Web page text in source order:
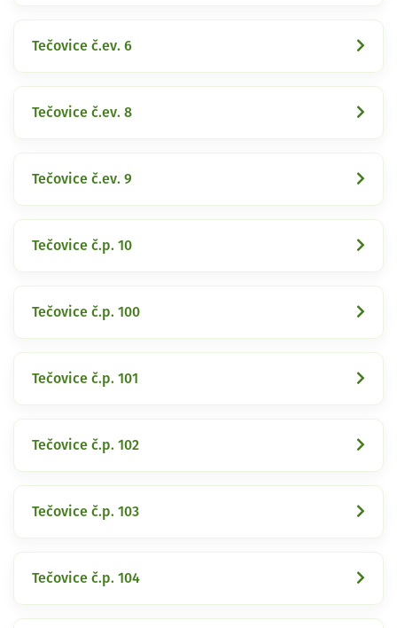
Tečovice č.ev. 6
Tečovice č.ev. 8
Tečovice č.ev. 9
Tečovice č.p. 10
Tečovice č.p. 100
Tečovice č.p. 101
Tečovice č.p. 102
Tečovice č.p. 103
Tečovice č.p. 104